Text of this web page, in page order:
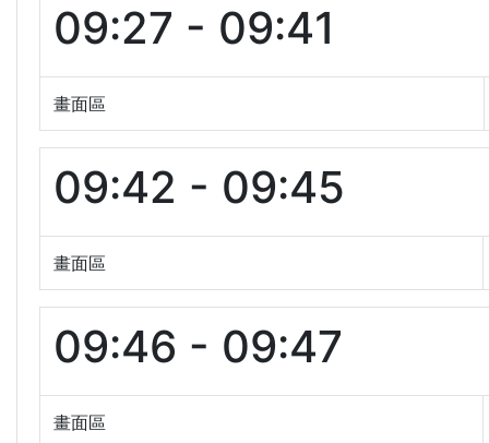
09:27 - 09:41
畫面區
09:42 - 09:45
畫面區
09:46 - 09:47
畫面區